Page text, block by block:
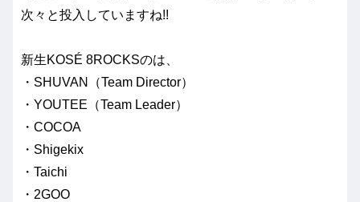
次々と投入していますね!!
新生KOSÉ 8ROCKSのは、
・SHUVAN（Team Director）
・YOUTEE（Team Leader）
・COCOA
・Shigekix
・Taichi
・2GOO